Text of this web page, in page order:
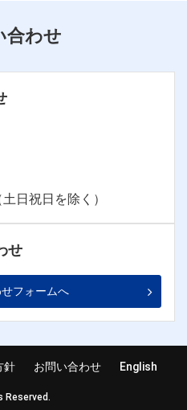
合わせ
日祝日を除く）
せ
フォームへ
針 お問い合わせ English
Reserved.